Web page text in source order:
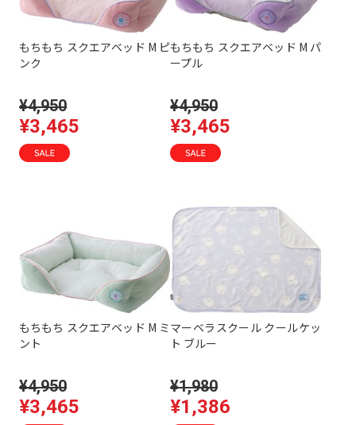
もちもち スクエアベッド M ピ
ンク
¥4,950
¥3,465
もちもち スクエアベッド M パ
ープル
¥4,950
¥3,465
もちもち スクエアベッド M ミ
ント
¥4,950
¥3,465
マーベラスクール クールケッ
ト ブルー
¥1,980
¥1,386